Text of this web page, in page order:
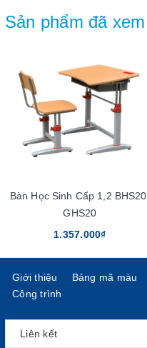
Sản phẩm đã xem
Bàn Học Sinh Cấp 1,2 BHS20,
GHS20
1.357.000₫
Giới thiệu Bảng mã màu
Công trình